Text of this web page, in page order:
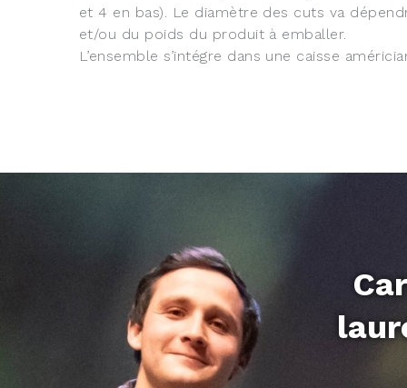
et 4 en bas). Le diamètre des cuts va
et/ou du poids du produit à emballer.
L’ensemble s’intégre dans une caisse